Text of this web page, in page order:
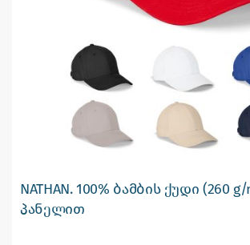
NATHAN. 100% ბამბის ქუდი (260 g/
პანელით